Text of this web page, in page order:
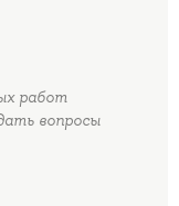
работ
вопросы